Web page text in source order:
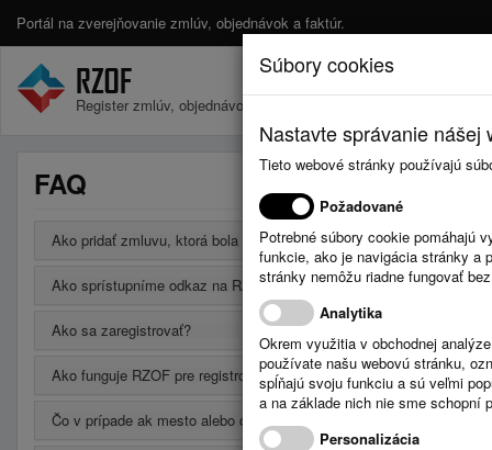
Portál na zverejňovanie zmlúv, objednávok a faktúr.
Register zmlúv, objednávok a faktúr.
FAQ
Ako pridať zmluvu, ktorá bola uzavretá na neurčito?
Ako sprístupníme odkaz na RZOF na vlastnej webovej stránke?
Ako sa zaregistrovať?
Ako funguje RZOF pre registrovaných používateľov?
Čo v prípade ak mesto alebo obec má svoju webovú stránku a chce
Súbory cookies
Nastavte správanie
Tieto webové stránky používajú
Požadované
Potrebné súbory cookie pomáhajú
funkcie, ako je navigácia stránky a
stránky nemôžu riadne fungovať
Analytika
Okrem využitia v obchodnej
používate našu webovú stránku,
spĺňajú svoju funkciu a sú veľmi
a na základe nich nie sme schopní
Personalizácia